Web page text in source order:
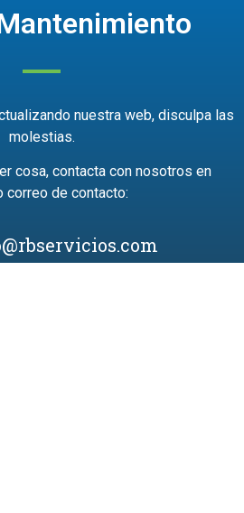
nuestra web, disculpa las
molestias.
cosa, contacta con nosotros en
correo de contacto: